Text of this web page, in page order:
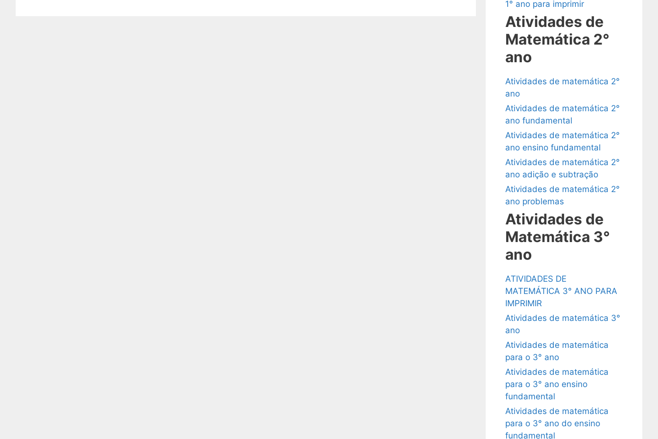
1° ano para imprimir
Atividades de
Matemática 2°
ano
Atividades de matemática 2°
ano
Atividades de matemática 2°
ano fundamental
Atividades de matemática 2°
ano ensino fundamental
Atividades de matemática 2°
ano adição e subtração
Atividades de matemática 2°
ano problemas
Atividades de
Matemática 3°
ano
ATIVIDADES DE
MATEMÁTICA 3° ANO PARA
IMPRIMIR
Atividades de matemática 3°
ano
Atividades de matemática
para o 3° ano
Atividades de matemática
para o 3° ano ensino
fundamental
Atividades de matemática
para o 3° ano do ensino
fundamental